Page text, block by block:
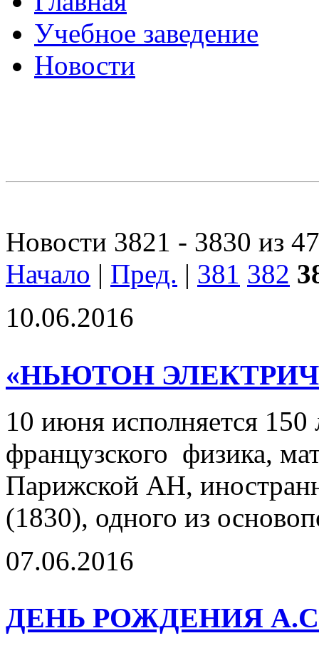
Учебное заведение
Новости
Новости 3821 - 3830 из
Начало | Пред. | 381 382
10.06.2016
«НЬЮТОН
10 июня исполняется
французского физика,
Парижской АН,
(1830), одного из
07.06.2016
ДЕНЬ РОЖДЕНИЯ